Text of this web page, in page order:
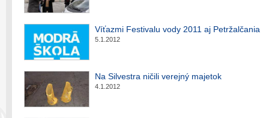
Víťazmi Festivalu vody 2011 aj Petržalčania
5.1.2012
Na Silvestra ničili verejný majetok
4.1.2012